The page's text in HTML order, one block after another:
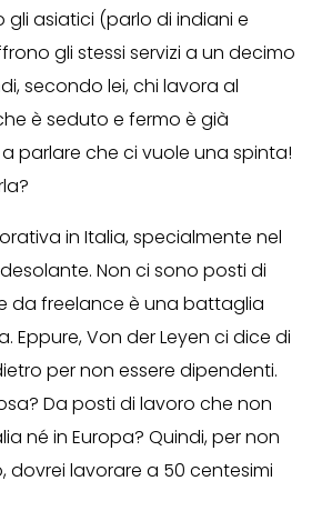
gli asiatici (parlo di indiani e
gli stessi servizi a un decimo
secondo lei, chi lavora al
è seduto e fermo è già
parlare che ci vuole una spinta!
in Italia, specialmente nel
Non ci sono posti di
da freelance è una battaglia
Eppure, Von der Leyen ci dice di
per non essere dipendenti.
Da posti di lavoro che non
né in Europa? Quindi, per non
dovrei lavorare a 50 centesimi